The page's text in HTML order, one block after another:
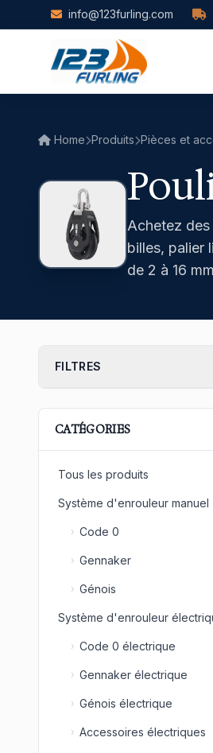
Skip to main content
info@123furling.com
Home Produits Pièces et
Achetez
billes, palier
de 2 à 16
FILTRES
CATÉGORIES
Tous les produits
Système d'enrouleur manuel
› Code 0
› Gennaker
› Génois
Système d'enrouleur
› Code 0 électrique
› Gennaker électrique
› Génois électrique
› Accessoires électriques